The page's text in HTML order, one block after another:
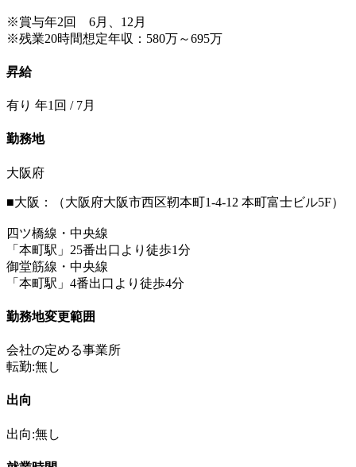
※賞与年2回 6月、12月
※残業20時間想定年収：580万～695万
昇給
有り 年1回 / 7月
勤務地
大阪府
■大阪：（大阪府大阪市西区靭本町1-4-12 本町富士ビル5F）
四ツ橋線・中央線
「本町駅」25番出口より徒歩1分
御堂筋線・中央線
「本町駅」4番出口より徒歩4分
勤務地変更範囲
会社の定める事業所
転勤:無し
出向
出向:無し